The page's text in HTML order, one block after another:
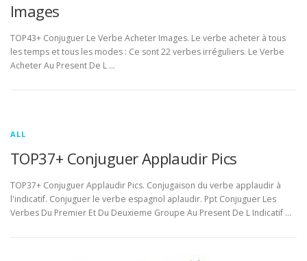
Images
TOP43+ Conjuguer Le Verbe Acheter Images. Le verbe acheter à tous
les temps et tous les modes : Ce sont 22 verbes irréguliers. Le Verbe
Acheter Au Present De L …
ALL
TOP37+ Conjuguer Applaudir Pics
TOP37+ Conjuguer Applaudir Pics. Conjugaison du verbe applaudir à
l'indicatif. Conjuguer le verbe espagnol aplaudir. Ppt Conjuguer Les
Verbes Du Premier Et Du Deuxieme Groupe Au Present De L Indicatif …